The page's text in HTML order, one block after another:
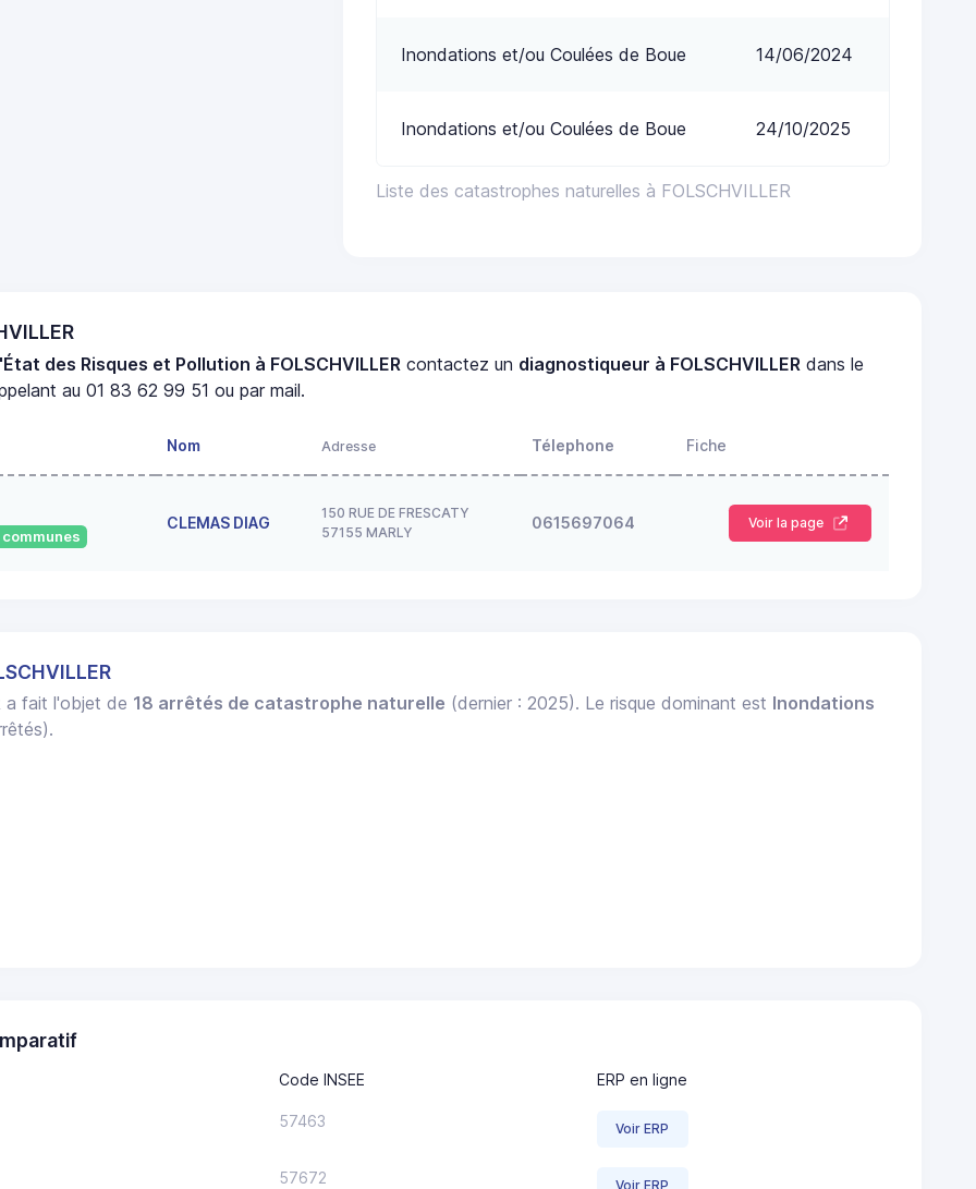
Liste des catastrophes naturelles à FOLSCHVILLER
Inondations et/ou Coulées de Boue 14/06/2024
Inondations et/ou Coulées de Boue 24/10/2025
des Risques et Pollution à FOLSCHVILLER contactez un diagnostiqueur à FOLSCHVILLER dans le
au 01 83 62 99 51 ou par mail.
Nom Adresse Télephone Fiche
CLEMAS DIAG
150 RUE DE FRESCATY
57155 MARLY
0615697064 Voir la page
a fait l'objet de 18 arrêtés de catastrophe naturelle (dernier : 2025). Le risque dominant est Inondations
Code INSEE ERP en ligne
57463 Voir ERP
57672 Voir ERP